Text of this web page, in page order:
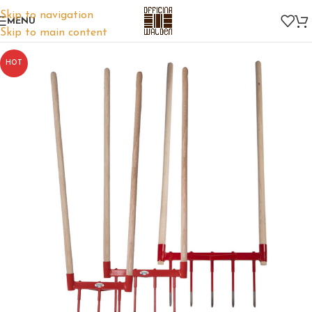
Skip to navigation
Skip to main content
MENU
HOT